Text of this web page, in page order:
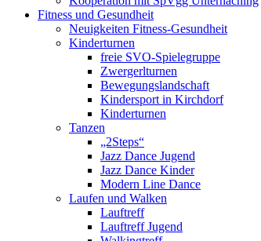
Fitness und Gesundheit
Neuigkeiten Fitness-Gesundheit
Kinderturnen
freie SVO-Spielegruppe
Zwergerlturnen
Bewegungslandschaft
Kindersport in Kirchdorf
Kinderturnen
Tanzen
„2Steps“
Jazz Dance Jugend
Jazz Dance Kinder
Modern Line Dance
Laufen und Walken
Lauftreff
Lauftreff Jugend